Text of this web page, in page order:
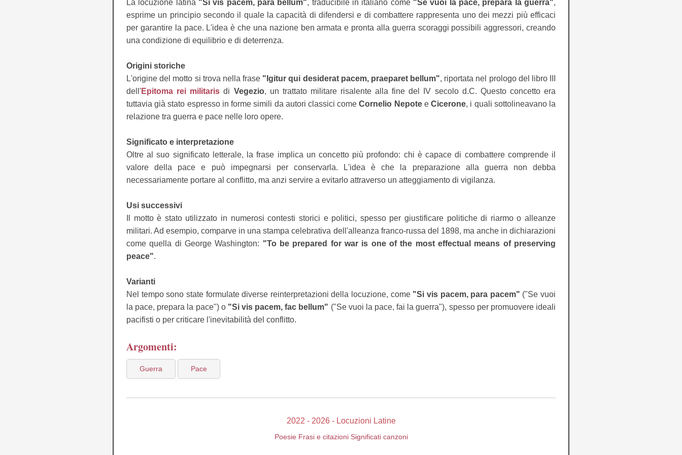
La locuzione latina "Si vis pacem, para bellum", traducibile in italiano come "Se vuoi la pace, prepara la guerra",
esprime un principio secondo il quale la capacità di difendersi e di combattere rappresenta uno dei mezzi più efficaci
per garantire la pace. L'idea è che una nazione ben armata e pronta alla guerra scoraggi possibili aggressori, creando
una condizione di equilibrio e di deterrenza.
Origini storiche
L'origine del motto si trova nella frase "Igitur qui desiderat pacem, praeparet bellum", riportata nel prologo del libro III
dell'Epitoma rei militaris di Vegezio, un trattato militare risalente alla fine del IV secolo d.C. Questo concetto era
tuttavia già stato espresso in forme simili da autori classici comeCornelio NepoteeCicerone, i quali sottolineavano la
relazione tra guerra e pace nelle loro opere.
Significato e interpretazione
Oltre al suo significato letterale, la frase implica un concetto più profondo: chi è capace di combattere comprende il
valore della pace e può impegnarsi per conservarla. L'idea è che la preparazione alla guerra non debba
necessariamente portare al conflitto, ma anzi servire a evitarlo attraverso un atteggiamento di vigilanza.
Usi successivi
Il motto è stato utilizzato in numerosi contesti storici e politici, spesso per giustificare politiche di riarmo o alleanze
militari. Ad esempio, comparve in una stampa celebrativa dell'alleanza franco-russa del 1898, ma anche in dichiarazioni
come quella di George Washington: "To be prepared for war is one of the most effectual means of preserving
peace".
Varianti
Nel tempo sono state formulate diverse reinterpretazioni della locuzione, come "Si vis pacem, para pacem" ("Se vuoi
la pace, prepara la pace") o "Si vis pacem, fac bellum" ("Se vuoi la pace, fai la guerra"), spesso per promuovere ideali
pacifisti o per criticare l'inevitabilità del conflitto.
Argomenti:
Guerra Pace
2022 - 2026 - Locuzioni Latine
Poesie Frasi e citazioni Significati canzoni